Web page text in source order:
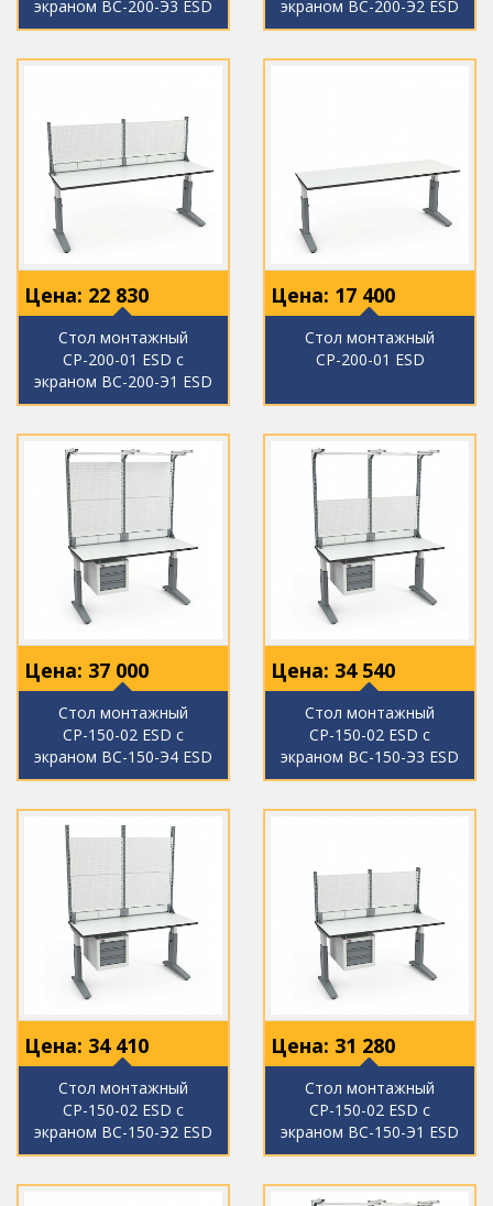
экраном ВС-200-Э3 ESD экраном ВС-200-Э2 ESD
Цена: 22 830
Стол монтажный
СР-200-01 ESD с
экраном ВС-200-Э1 ESD
Цена: 17 400
Стол монтажный
СР-200-01 ESD
Цена: 37 000
Стол монтажный
СР-150-02 ESD с
экраном ВС-150-Э4 ESD
Цена: 34 540
Стол монтажный
СР-150-02 ESD с
экраном ВС-150-Э3 ESD
Цена: 34 410
Стол монтажный
СР-150-02 ESD с
экраном ВС-150-Э2 ESD
Цена: 31 280
Стол монтажный
СР-150-02 ESD с
экраном ВС-150-Э1 ESD